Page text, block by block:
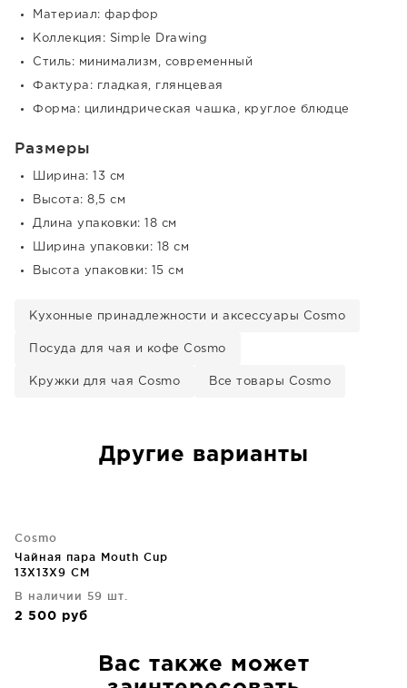
Материал: фарфор
Коллекция: Simple Drawing
Стиль: минимализм, современный
Фактура: гладкая, глянцевая
Форма: цилиндрическая чашка, круглое блюдце
Размеры
Ширина: 13 см
Высота: 8,5 см
Длина упаковки: 18 см
Ширина упаковки: 18 см
Высота упаковки: 15 см
Кухонные принадлежности и аксессуары Cosmo
Посуда для чая и кофе Cosmo
Кружки для чая Cosmo Все товары Cosmo
Другие варианты
Cosmo
Чайная пара Mouth Cup
13X13X9 CM
В наличии 59 шт.
2 500 руб
Вас также может